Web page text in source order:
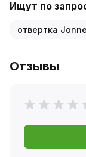
Ищут по
отвертка
Отзывы